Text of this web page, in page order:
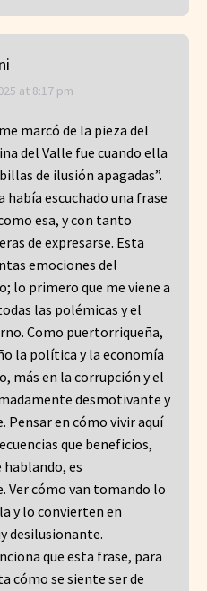
at 8:17 pm
marcó de la pieza del
del Valle fue cuando ella
de ilusión apagadas”.
había escuchado una frase
esa, y con tanto
de expresarse. Esta
emociones del
lo primero que me viene a
las polémicas y el
Como puertorriqueña,
la política y la economía
más en la corrupción y el
desmotivante y
Pensar en cómo vivir aquí
que beneficios,
es
Ver cómo van tomando lo
y lo convierten en
desilusionante.
que esta frase, para
cómo se siente ser de